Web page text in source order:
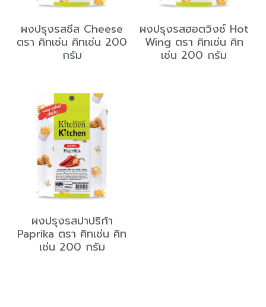
ผงปรุงรสชีส Cheese
ตรา คิทเช่น คิทเช่น 200
กรัม
ผงปรุงรสฮอตวิงซ์ Hot
Wing ตรา คิทเช่น คิท
เช่น 200 กรัม
ผงปรุงรสปาปริก้า
Paprika ตรา คิทเช่น คิท
เช่น 200 กรัม